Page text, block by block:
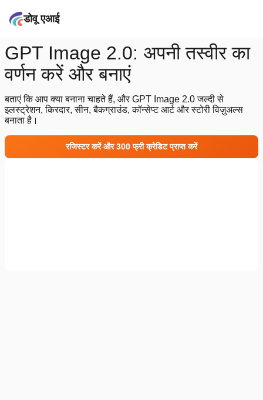
डोवू एआई
GPT Image 2.0: अपनी तस्वीर का
वर्णन करें और बनाएं
बताएं कि आप क्या बनाना चाहते हैं, और GPT Image 2.0 जल्दी से
इलस्ट्रेशन, किरदार, सीन, बैकग्राउंड, कॉन्सेप्ट आर्ट और स्टोरी विज़ुअल्स
बनाता है।
रजिस्टर करें और 300 फ्री क्रेडिट प्राप्त करें